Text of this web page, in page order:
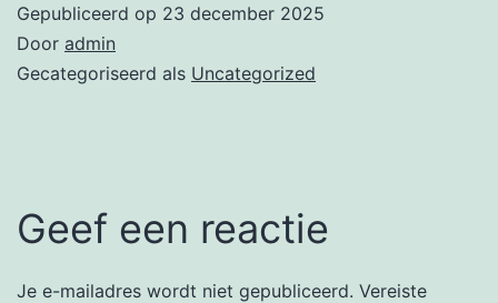
Gepubliceerd op 23 december 2025
Door admin
Gecategoriseerd als Uncategorized
Geef een reactie
Je e-mailadres wordt niet gepubliceerd. Vereiste